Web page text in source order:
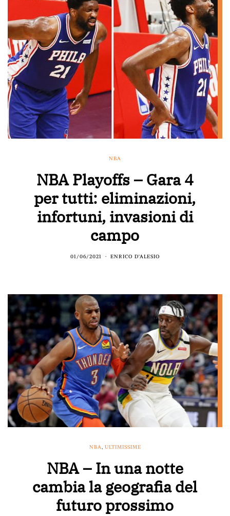
NBA
NBA Playoffs – Gara 4
per tutti: eliminazioni,
infortuni, invasioni di
campo
01/06/2021 ENRICO D'ALESIO
NBA, ULTIMISSIME
NBA – In una notte
cambia la geografia del
futuro prossimo